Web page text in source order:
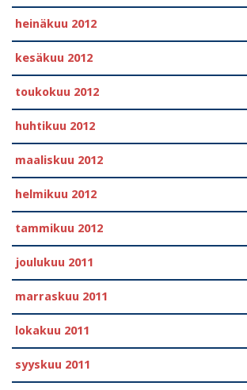
heinäkuu 2012
kesäkuu 2012
toukokuu 2012
huhtikuu 2012
maaliskuu 2012
helmikuu 2012
tammikuu 2012
joulukuu 2011
marraskuu 2011
lokakuu 2011
syyskuu 2011